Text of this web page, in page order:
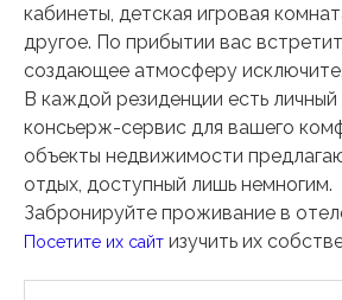
кабинеты, детская игровая
другое. По прибытии вас
создающее атмосферу
В каждой резиденции есть личный
консьерж-сервис для вашего
объекты недвижимости
отдых, доступный лишь немногим.
Забронируйте проживание в
Посетите их сайт изучить их